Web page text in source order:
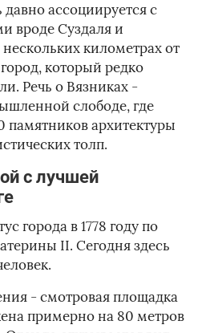
ассоциируется с
вроде Суздаля и
километрах от
который редко
Речь о Вязниках -
слободе, где
памятников архитектуры
толп.
с лучшей
города в 1778 году по
II. Сегодня здесь
- смотровая площадка
примерно на 80 метров